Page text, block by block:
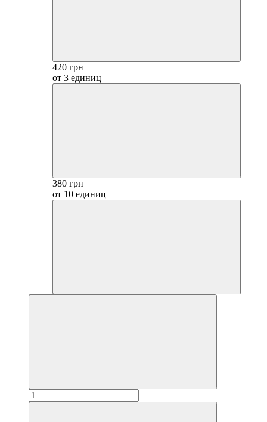
420 грн
от 3 единиц
380 грн
от 10 единиц